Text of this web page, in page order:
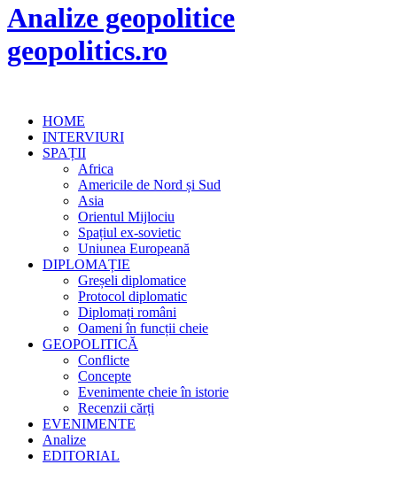
Analize geopolitice
geopolitics.ro
HOME
INTERVIURI
SPAȚII
Africa
Americile de Nord și Sud
Asia
Orientul Mijlociu
Spațiul ex-sovietic
Uniunea Europeană
DIPLOMAȚIE
Greșeli diplomatice
Protocol diplomatic
Diplomați români
Oameni în funcții cheie
GEOPOLITICĂ
Conflicte
Concepte
Evenimente cheie în istorie
Recenzii cărți
EVENIMENTE
Analize
EDITORIAL